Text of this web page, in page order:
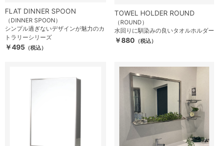
FLAT DINNER SPOON
（DINNER SPOON）
シンプル過ぎないデザインが魅力のカ
トラリーシリーズ
￥495 （税込）
TOWEL HOLDER ROUND
（ROUND）
水回りに馴染みの良いタオルホルダー
￥880 （税込）